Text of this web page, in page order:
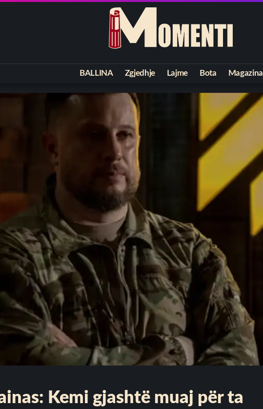
BALLINA Zgjedhje Lajme Bota Magazina
Kemi gjashtë muaj për ta